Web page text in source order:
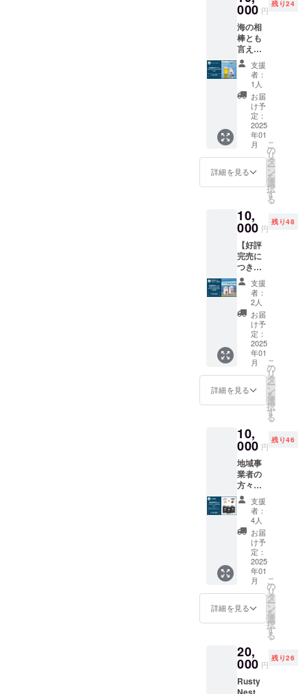
地をご
堪能く
ださ
い！
※20歳未
満の方
への酒
類の提
供はで
きませ
んので
よろし
くお願
いいた
しま
す。
ます ・
Rusty
Nest
Cafe&B
ar（Ru
Nest
Oamish
irasato
内、24
年10月
に完成
予定）
※詳細
の住所
は後日
有しま
す ・支
援者様
の交通
費や滞
在費：
支援者
様の交
通費や
滞在費
は各自
でご負
担くだ
さい。
・支援
の連絡
方法：
で連絡
しま
す。
シャツ
です。
Rusty
Nest
Oamish
irasato
のイベ
ントな
どでも
是非着
ていた
だき、
一緒に
盛り上
げま
しょ
12月の
自社醸
造所
（Rust
y Nest
Brewer
y）完成
後、自
社醸造
第一弾
となる
初出荷
Rusty
Nest
IPAを楽
セット
をお届
けしま
す。 ️★
オリジ
ナルス
テッ
カー 1
個 ️★ お
礼の
メッ
セージ
<Rusty
Nesy
IPAにつ
いて>
アメリ
も最も
ゴール
く、ま
るで日
の出の
光を思
わせる
ような
透明
感、白
里海岸
の爽や
かの海
風に加
平洋を
渡って
海風を
思わせ
ピカル
000 円
残り24
海の相
棒とも
言える
「Rust
y Nest
Sessio
n
IPA」！
現在は
OEMの
限定醸
造と
なって
います
が、
2024年
自社醸
造所
（Rust
y Nest
Brewer
y）完成
後、自
社醸造
第一弾
となる
初出荷
Rusty
Nest
Sessio
n IPAを
お楽し
だける6
トで
す。 ★
お礼の
メッ
セージ
付き ★
オリジ
ナルス
テッ
カー 1
Rusty
Nest
Sessio
n IPAに
ついて
＞ 定番
IPA の
特徴で
ルー
支援
者：
1人
お届
け予
定：
2025
年01
月
詳細を見る
こ
の
リ
タ
ー
ン
を
選
択
す
る
10,
000 円
残り48
【好評
完売に
つき、
緊急追
加！】
Rusty
Nest
Brewer
yの定番
「Rust
y Nest
IPA」と
海の相
棒とも
言える
「Rust
Sessio
n
IPA」！
現在は
OEMの
限定醸
造と
なって
います
が、
2024年
12月の
自社醸
造所
（Rust
y Nest
Brewer
第一弾
となる
Rusty
Nest
支援
者：
2人
お届
け予
定：
2025
年01
月
詳細を見る
こ
の
リ
タ
ー
ン
を
選
択
す
る
10,
000 円
残り46
地域事
業者の
方々と
コラボ
レー
ション
して造
る大網
白里市
産のク
ラフト
ビー
ル。 ★
コラボ
ビール
試作
★ オリ
ジナル
コース
ター 1
支援
者：
4人
お届
け予
定：
2025
年01
月
詳細を見る
こ
の
リ
タ
ー
ン
を
選
択
す
る
20,
000 円
残り26
Rusty